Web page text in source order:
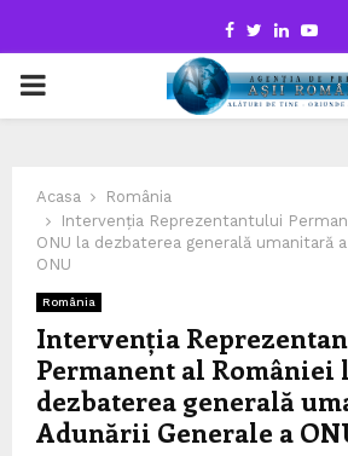
Facebook
TwitterLinkedin
PRIMARY
Acasa
România
Intervenția Reprezentantului
ONU la dezbaterea generală umanitară
ONU
România
Intervenția
Permanent al României
dezbaterea generală
Adunării Generale a